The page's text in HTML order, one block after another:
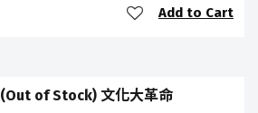
Add to Cart
(Out of Stock) 文化大革命